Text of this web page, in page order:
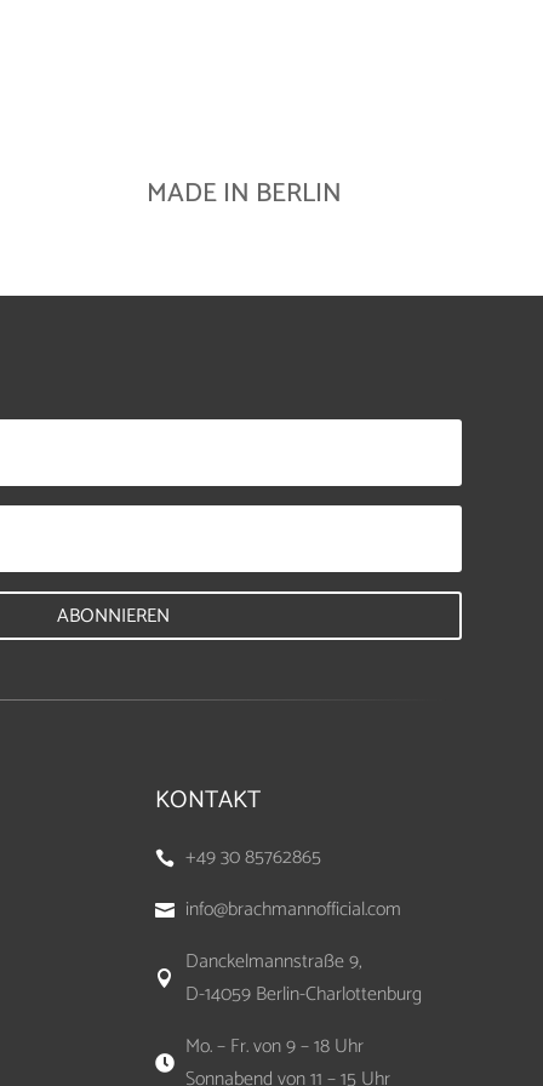
MADE IN BERLIN
ABONNIEREN
KONTAKT
 +49 30 85762865
 info@brachmannofficial.com

Danckelmannstraße 9,
D-14059 Berlin-Charlottenburg

Mo. – Fr. von 9 – 18 Uhr